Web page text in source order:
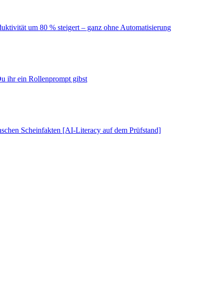
um 80 % steigert – ganz ohne Automatisierung
ihr ein Rollenprompt gibst
Scheinfakten [AI-Literacy auf dem Prüfstand]